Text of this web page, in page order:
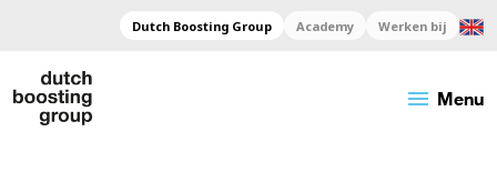
Dutch Boosting Group Academy Werken bij
menu Menu